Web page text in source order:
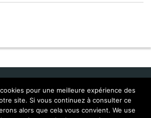
pour une meilleure expérience des
site. Si vous continuez à consulter ce
alors que cela vous convient. We use